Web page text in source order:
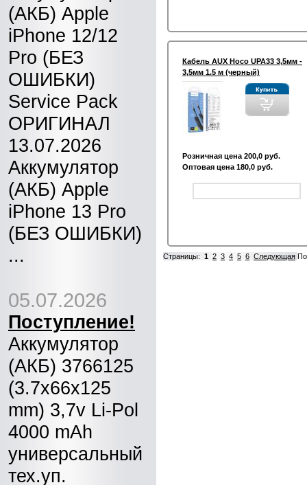
(АКБ) Apple
iPhone 12/12
Pro (БЕЗ
ОШИБКИ)
Service Pack
ОРИГИНАЛ
13.07.2026
Аккумулятор
(АКБ) Apple
iPhone 13 Pro
(БЕЗ ОШИБКИ)
...
05.07.2026
Поступление!
Аккумулятор
(АКБ) 3766125
(3.7x66x125
mm) 3,7v Li-Pol
4000 mAh
универсальный
тех.уп.
Кабель AUX Hoco UPA33 3,5мм -
3,5мм 1.5 м (черный)
Розничная цена 200,0 руб.
Оптовая цена 180,0 руб.
Страницы: 1 2 3 4 5 6 Следующая